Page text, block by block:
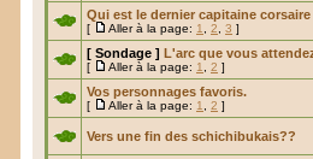
Qui est le dernier capitaine corsaire
[ Aller à la page: 1 2 3 ]
[ Sondage ] L'arc que vous
[ Aller à la page: 1 2 ]
Vos personnages favoris.
[ Aller à la page: 1 2 ]
Vers une fin des schichibukais??